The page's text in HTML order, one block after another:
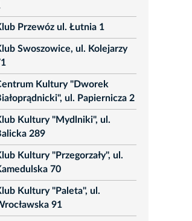
Przewóz ul. Łutnia 1
Swoszowice, ul. Kolejarzy
Kultury "Dworek
ul. Papiernicza 2
Kultury "Mydlniki", ul.
289
Kultury "Przegorzały", ul.
70
Kultury "Paleta", ul.
91